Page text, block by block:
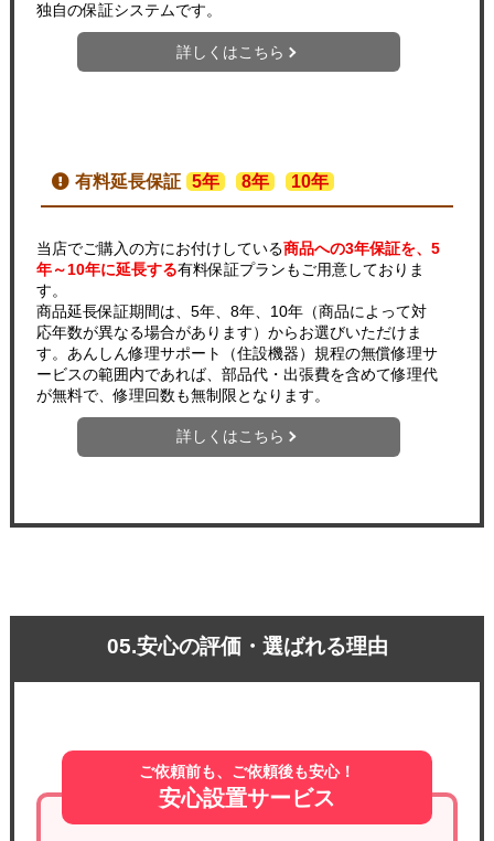
独自の保証システムです。
詳しくはこちら
有料延長保証 5年 8年 10年
当店でご購入の方にお付けしている商品への3年保証を、5
年～10年に延長する有料保証プランもご用意しておりま
す。
商品延長保証期間は、5年、8年、10年（商品によって対
応年数が異なる場合があります）からお選びいただけま
す。あんしん修理サポート（住設機器）規程の無償修理サ
ービスの範囲内であれば、部品代・出張費を含めて修理代
が無料で、修理回数も無制限となります。
詳しくはこちら
05.安心の評価・選ばれる理由
ご依頼前も、ご依頼後も安心！
安心設置サービス